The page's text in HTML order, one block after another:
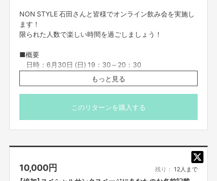
【所在地】
東京都新宿区新宿５丁目１８−１４ 北西ビル 3階
【お問合せ先】
お問い合わせは下記のURLのメッセージからご連絡ください。
https://cf.fany.lol/users/message/view/132040
不良品、発送品間違いの場合は無料で交換させていただきます。到着日から
7日以内に上記問い合わせ先へご連絡ください。それ以上経過しますと返品
をお受け出来ない場合がございます。※サポーターのご都合によるキャンセ
【返品送料】
不良品、発送商品間違いの場合、着払いにて対応いたします。
・参加者の配信中の録画撮影、録音、また、SNS等に詳細
な配信内容を投稿することは禁止です。
・不適切と考えられる言動があった場合、強制的に退出を
NON STYLE 石田さんと皆様でオンライン飲み会を実施し
ます！
限られた人数で楽しい時間を過ごしましょう！
■概要
日時：6月30日 (日) 19：30～20：30
※年齢確認を実施するため、19:20までにZOOMに入室し
てください。
■当日についての詳細について
明書の確認をさせていただきます。
■オンラインのリターンについてのご注意事項
・オンライン会議ツールで参加者全員を同時につなぎ、そ
もっと見る
このリターンを購入する
10,000円 残り： 12人まで